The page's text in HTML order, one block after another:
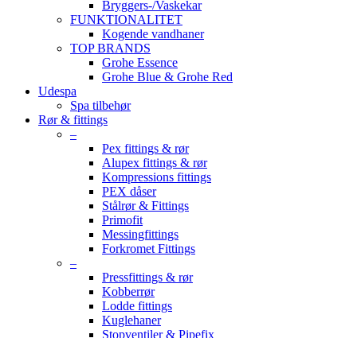
Bryggers-/Vaskekar
FUNKTIONALITET
Kogende vandhaner
TOP BRANDS
Grohe Essence
Grohe Blue & Grohe Red
Udespa
Spa tilbehør
Rør & fittings
–
Pex fittings & rør
Alupex fittings & rør
Kompressions fittings
PEX dåser
Stålrør & Fittings
Primofit
Messingfittings
Forkromet Fittings
–
Pressfittings & rør
Kobberrør
Lodde fittings
Kuglehaner
Stopventiler & Pipefix